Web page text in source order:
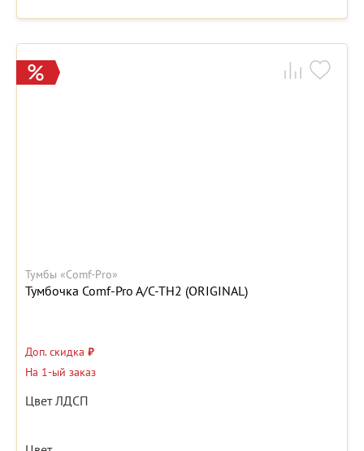
Тумбы «Comf-Pro»
Тумбочка Comf-Pro A/C-TH2 (ORIGINAL)
Доп. скидка ₽
На 1-ый заказ
Цвет ЛДСП